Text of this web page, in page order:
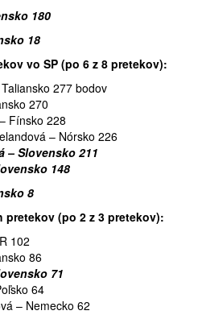
180
18
vo SP (po 6 z 8 pretekov):
277 bodov
270
Fínsko 228
– Nórsko 226
– Slovensko 211
148
8
(po 2 z 3 pretekov):
102
86
71
64
– Nemecko 62